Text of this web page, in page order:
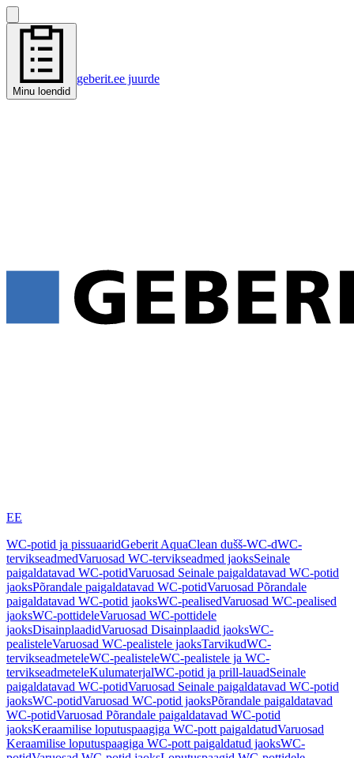
Minu loendid
geberit.ee juurde
EE
WC-potid ja pissuaaridGeberit AquaClean dušš-WC-dWC-
tervikseadmedVaruosad WC-tervikseadmed jaoksSeinale
paigaldatavad WC-potidVaruosad Seinale paigaldatavad WC-potid
jaoksPõrandale paigaldatavad WC-potidVaruosad Põrandale
paigaldatavad WC-potid jaoksWC-pealisedVaruosad WC-pealised
jaoksWC-pottideleVaruosad WC-pottidele
jaoksDisainplaadidVaruosad Disainplaadid jaoksWC-
pealisteleVaruosad WC-pealistele jaoksTarvikudWC-
tervikseadmeteleWC-pealisteleWC-pealistele ja WC-
tervikseadmeteleKulumaterjalWC-potid ja prill-lauadSeinale
paigaldatavad WC-potidVaruosad Seinale paigaldatavad WC-potid
jaoksWC-potidVaruosad WC-potid jaoksPõrandale paigaldatavad
WC-potidVaruosad Põrandale paigaldatavad WC-potid
jaoksKeraamilise loputuspaagiga WC-pott paigaldatudVaruosad
Keraamilise loputuspaagiga WC-pott paigaldatud jaoksWC-